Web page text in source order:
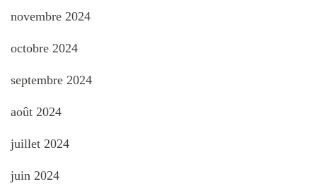
novembre 2024
octobre 2024
septembre 2024
août 2024
juillet 2024
juin 2024